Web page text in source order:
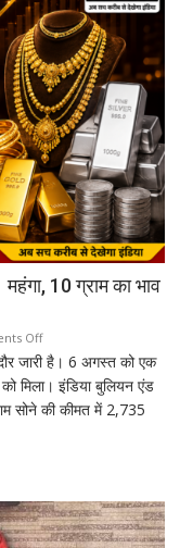
10 ग्राम का भाव
Offon
सोना-
चांदी
फिर
में
सोना
जारी है। 6 अगस्त को एक
मिला। इंडिया बुलियन एंड
सोने की कीमत में 2,735